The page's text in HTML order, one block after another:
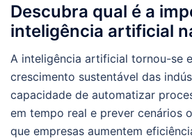
Descubra qual é a
inteligência artificial
A inteligência artificial tornou-se
crescimento sustentável das
capacidade de automatizar
em tempo real e prever cenários
que empresas aumentem